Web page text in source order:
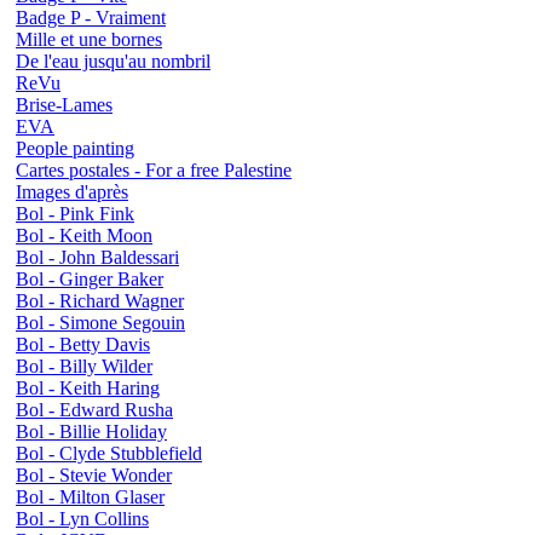
Badge P - Vraiment
Mille et une bornes
De l'eau jusqu'au nombril
ReVu
Brise-Lames
EVA
People painting
Cartes postales - For a free Palestine
Images d'après
Bol - Pink Fink
Bol - Keith Moon
Bol - John Baldessari
Bol - Ginger Baker
Bol - Richard Wagner
Bol - Simone Segouin
Bol - Betty Davis
Bol - Billy Wilder
Bol - Keith Haring
Bol - Edward Rusha
Bol - Billie Holiday
Bol - Clyde Stubblefield
Bol - Stevie Wonder
Bol - Milton Glaser
Bol - Lyn Collins